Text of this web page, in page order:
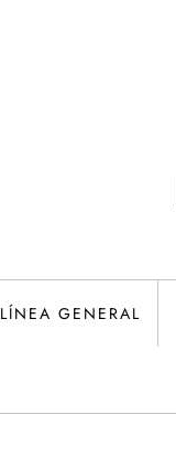
LÍNEA GENERAL